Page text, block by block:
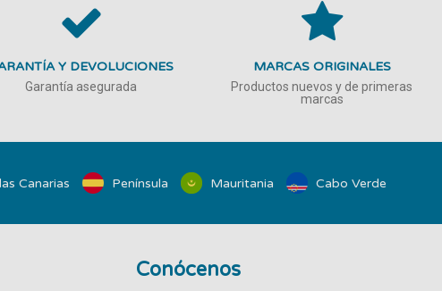
Y DEVOLUCIONES
Garantía asegurada
MARCAS ORIGINALES
Productos nuevos y de primeras
marcas
Canarias Península Mauritania Cabo Verde
Conócenos